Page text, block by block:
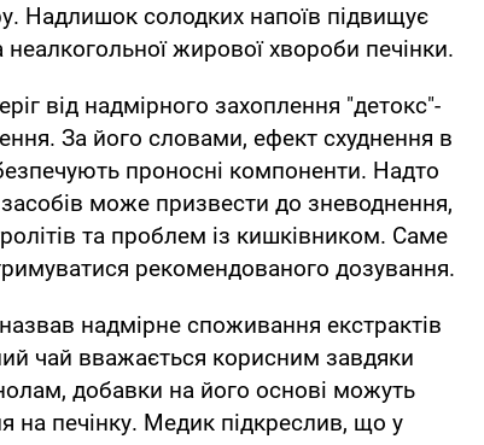
Надлишок солодких напоїв підвищує
неалкогольної жирової хвороби печінки.
від надмірного захоплення "детокс"-
За його словами, ефект схуднення в
проносні компоненти. Надто
може призвести до зневоднення,
та проблем із кишківником. Саме
рекомендованого дозування.
надмірне споживання екстрактів
чай вважається корисним завдяки
добавки на його основі можуть
на печінку. Медик підкреслив, що у